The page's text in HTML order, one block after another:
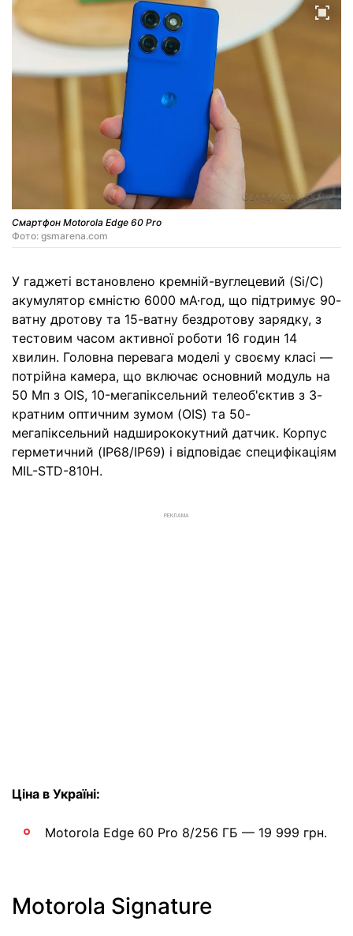
Смартфон Motorola Edge 60 Pro
Фото: gsmarena.com
У гаджеті встановлено кремній-вуглецевий (Si/C)
акумулятор ємністю 6000 мА·год, що підтримує 90-
ватну дротову та 15-ватну бездротову зарядку, з
тестовим часом активної роботи 16 годин 14
хвилин. Головна перевага моделі у своєму класі —
потрійна камера, що включає основний модуль на
50 Мп з OIS, 10-мегапіксельний телеоб'єктив з 3-
кратним оптичним зумом (OIS) та 50-
мегапіксельний надширококутний датчик. Корпус
герметичний (IP68/IP69) і відповідає специфікаціям
MIL-STD-810H.
РЕКЛАМА
Ціна в Україні:
Motorola Edge 60 Pro 8/256 ГБ — 19 999 грн.
Motorola Signature